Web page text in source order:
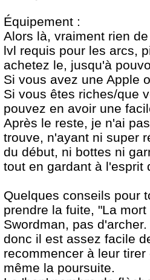
Équipement :
Alors là, vraiment rien
lvl requis pour les arcs,
achetez le, jusqu'à
Si vous avez une Apple
Si vous êtes riches/que
pouvez en avoir une
Après le reste, je n'ai
trouve, n'ayant ni super
du début, ni bottes ni
tout en gardant à l'esprit
Quelques conseils pour
prendre la fuite, "La
Swordman, pas
donc il est assez facile
recommencer à leur
même la poursuite.